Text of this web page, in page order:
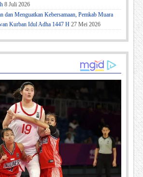
8 Juli 2026
dan Menguatkan Kebersamaan, Pemkab Muara
Kurban Idul Adha 1447 H 27 Mei 2026